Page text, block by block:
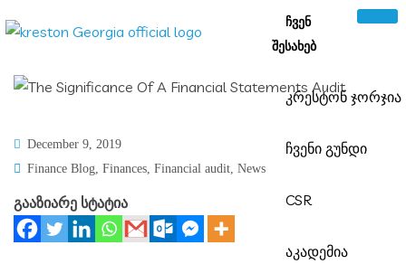
ᲩᲕᲔᲜ
ᲨᲔᲡᲐᲮᲔᲑ
კრესტონ
ჩვენი გუნდი
CSR
აკადემია
December 9, 2019
Finance Blog
Finances Financial audit news
გააზიარე სტატია